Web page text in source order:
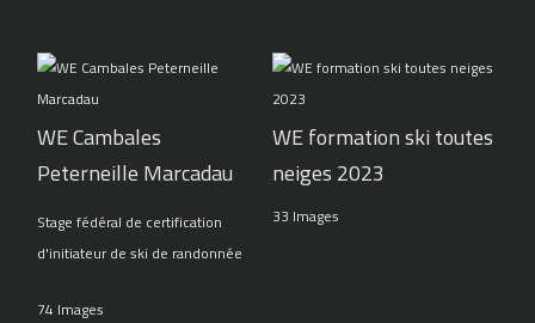
WE Cambales
Peterneille Marcadau
Stage fédéral de certification
d'initiateur de ski de randonnée
74 Images
WE formation ski toutes
neiges 2023
33 Images